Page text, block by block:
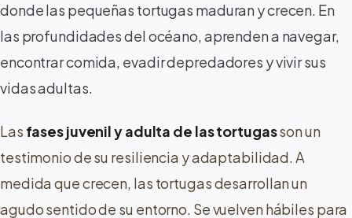
donde las pequeñas tortugas maduran y crecen. En
las profundidades del océano, aprenden a navegar,
encontrar comida, evadir depredadores y vivir sus
vidas adultas.
Las fases juvenil y adulta de las tortugasson un
testimonio de su resiliencia y adaptabilidad. A
medida que crecen, las tortugas desarrollan un
agudo sentido de su entorno. Se vuelven hábiles para